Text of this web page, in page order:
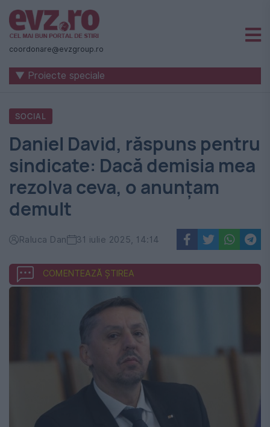
Știri
naționale
internaționale
România
-
Evenimentul
Zilei
coordonare@evzgroup.ro
▼ Proiecte speciale
SOCIAL
Daniel David, răspuns pentru
sindicate: Dacă demisia mea
rezolva ceva, o anunțam
demult
Raluca Dan 31 iulie 2025, 14:14
COMENTEAZĂ ȘTIREA